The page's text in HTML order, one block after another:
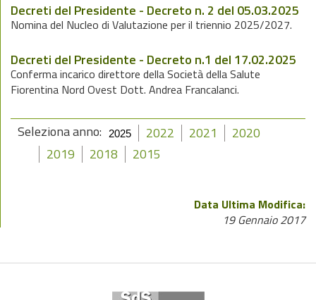
Decreti del Presidente - Decreto n. 2 del 05.03.2025
Nomina del Nucleo di Valutazione per il triennio 2025/2027.
Decreti del Presidente - Decreto n.1 del 17.02.2025
Conferma incarico direttore della Società della Salute
Fiorentina Nord Ovest Dott. Andrea Francalanci.
Seleziona anno: 2025 2022 2021
2020
2019
2018 2015
Data Ultima Modifica:
19 Gennaio 2017